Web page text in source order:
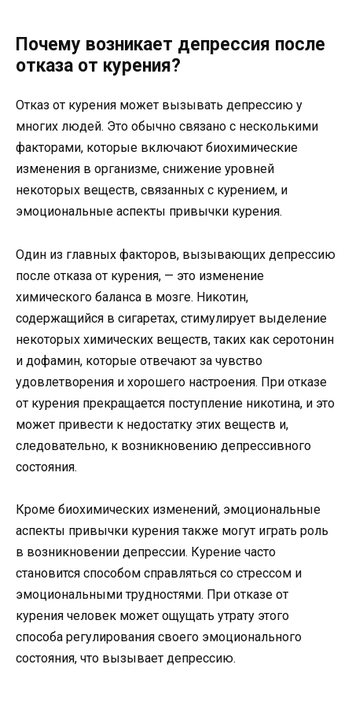
Почему возникает депрессия после
отказа от курения?
Отказ от курения может вызывать депрессию у
многих людей. Это обычно связано с несколькими
факторами, которые включают биохимические
изменения в организме, снижение уровней
некоторых веществ, связанных с курением, и
эмоциональные аспекты привычки курения.
Один из главных факторов, вызывающих депрессию
после отказа от курения, — это изменение
химического баланса в мозге. Никотин,
содержащийся в сигаретах, стимулирует выделение
некоторых химических веществ, таких как серотонин
и дофамин, которые отвечают за чувство
удовлетворения и хорошего настроения. При отказе
от курения прекращается поступление никотина, и это
может привести к недостатку этих веществ и,
следовательно, к возникновению депрессивного
состояния.
Кроме биохимических изменений, эмоциональные
аспекты привычки курения также могут играть роль
в возникновении депрессии. Курение часто
становится способом справляться со стрессом и
эмоциональными трудностями. При отказе от
курения человек может ощущать утрату этого
способа регулирования своего эмоционального
состояния, что вызывает депрессию.